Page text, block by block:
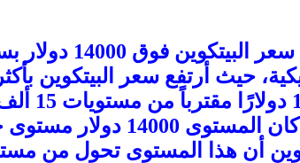
ارتفع سعر
2018.
حيث كان المستوى
أن هذا المستوى تحول من